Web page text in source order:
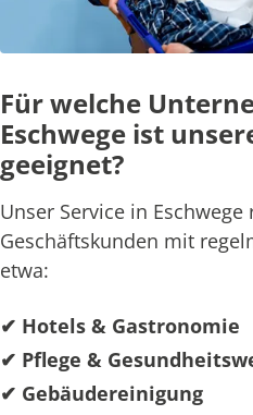
Für welche
Eschwege ist
geeignet?
Unser Service in
Geschäftskunden mit
etwa:
✔ Hotels & Gastronomie
✔ Pflege &
✔ Gebäudereinigung